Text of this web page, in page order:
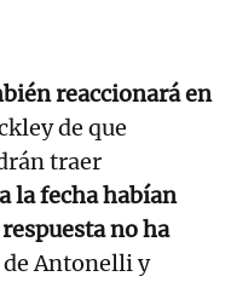
reaccionará en
de que
traer
la fecha habían
no ha
de Antonelli y